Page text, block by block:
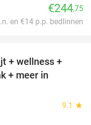
€244,75
en €14 p.p. bedlinnen
33%
+ wellness +
+ meer in
9.1 star